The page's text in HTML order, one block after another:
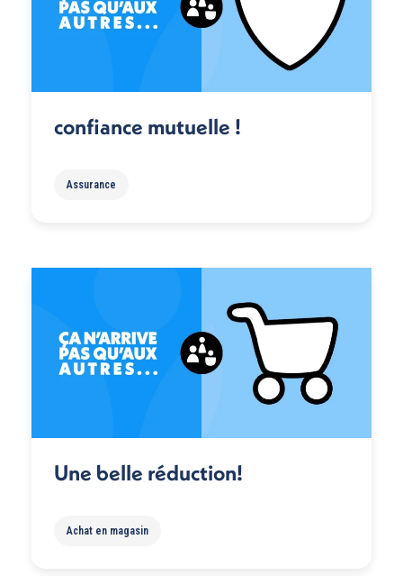
confiance mutuelle !
Assurance
Une belle réduction!
Achat en magasin